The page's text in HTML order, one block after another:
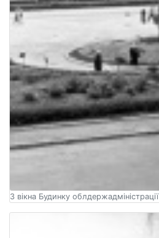
З вікна Будинку облдержадміністрації